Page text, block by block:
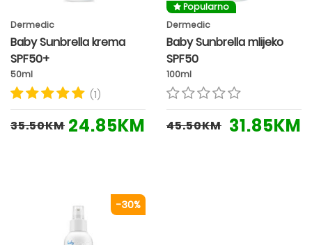
Dermedic
Baby Sunbrella krema
SPF50+
50ml
(1)
35.50KM 24.85KM
Popularno
Dermedic
Baby Sunbrella mlijeko
SPF50
100ml
45.50KM 31.85KM
-30%